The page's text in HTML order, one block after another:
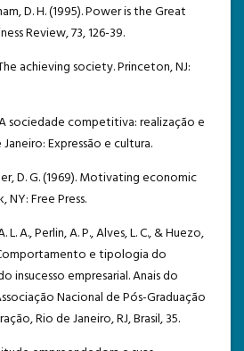
D. H. (1995). Power is the Great
Review, 73, 126-39.
achieving society. Princeton, NJ:
A sociedade competitiva: realização e
Expressão e cultura.
D. G. (1969). Motivating economic
Free Press.
L. A., Perlin, A. P., Alves, L. C., & Huezo,
e tipologia do
insucesso empresarial. Anais do
Nacional de Pós-Graduação
Rio de Janeiro, RJ, Brasil, 35.